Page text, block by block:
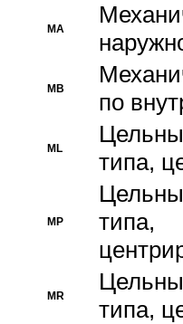
MA
MB
по
ML
типа,
MP
типа,
MR
типа,